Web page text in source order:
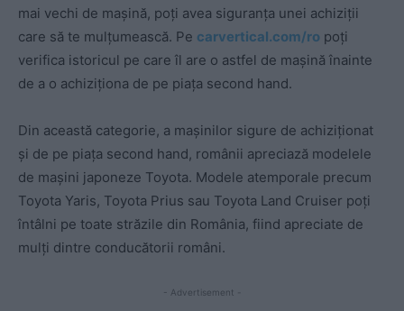
mai vechi de mașină, poți avea siguranța unei achiziții
care să te mulțumească. Pe carvertical.com/ro poți
verifica istoricul pe care îl are o astfel de mașină înainte
de a o achiziționa de pe piața second hand.
Din această categorie, a mașinilor sigure de achiziționat
și de pe piața second hand, românii apreciază modelele
de mașini japoneze Toyota. Modele atemporale precum
Toyota Yaris, Toyota Prius sau Toyota Land Cruiser poți
întâlni pe toate străzile din România, fiind apreciate de
mulți dintre conducătorii români.
- Advertisement -